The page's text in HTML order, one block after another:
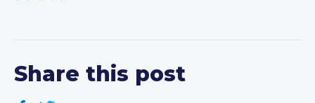
Share this post